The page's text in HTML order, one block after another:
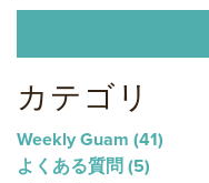
カテゴリ
Weekly Guam (41)
よくある質問(5)